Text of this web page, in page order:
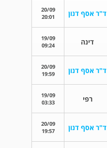
ד"ר אסף דנון
20/09
20:01
דינה
19/09
09:24
ד"ר אסף דנון
20/09
19:59
רפי
19/09
03:33
ד"ר אסף דנון
20/09
19:57